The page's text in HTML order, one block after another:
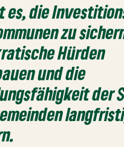
es, die
zu
Hürden
und die
der